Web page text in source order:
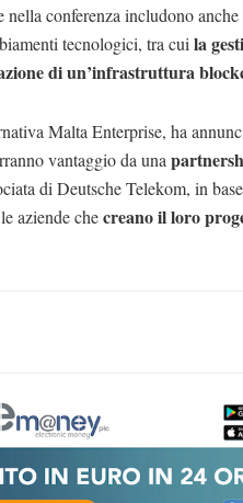
conferenza includono
tecnologici, tra cui la
di un’infrastruttura
Malta Enterprise, ha
vantaggio da una
di Deutsche Telekom, in
aziende checreano il loro